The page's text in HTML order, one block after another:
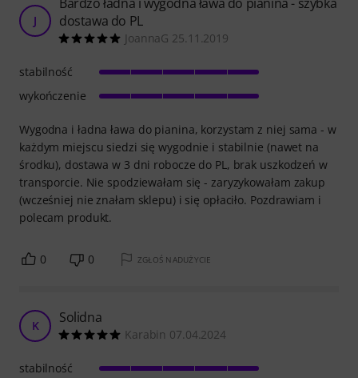
J
dostawa do PL
JoannaG 25.11.2019
Wygodna i ładna ława do pianina, korzystam z niej sama - w
każdym miejscu siedzi się wygodnie i stabilnie (nawet na
środku), dostawa w 3 dni robocze do PL, brak uszkodzeń w
transporcie. Nie spodziewałam się - zaryzykowałam zakup
(wcześniej nie znałam sklepu) i się opłaciło. Pozdrawiam i
polecam produkt.
stabilność
wykończenie
0 0 ZGŁOŚ NADUŻYCIE
K Solidna
Karabin 07.04.2024
stabilność